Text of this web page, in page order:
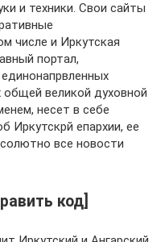
и техники. Свои сайты
числе и Иркутская
портал,
великой духовной
несет в себе
епархии, ее
все новости
код]